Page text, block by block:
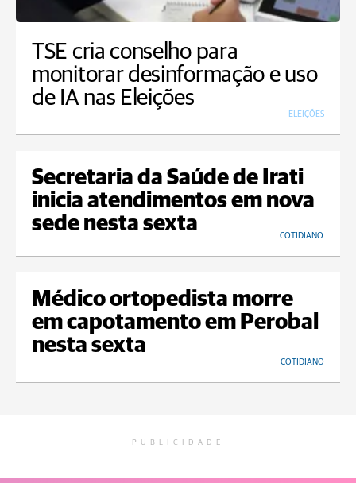
TSE cria conselho para
monitorar desinformação e uso
de IA nas Eleições
ELEIÇÕES
Secretaria da Saúde de Irati
inicia atendimentos em nova
sede nesta sexta
COTIDIANO
Médico ortopedista morre
em capotamento em Perobal
nesta sexta
COTIDIANO
PUBLICIDADE